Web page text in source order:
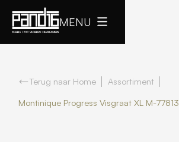
MENU
Terug naar Home
Assortiment
Montinique Progress Visgraat XL M-77813